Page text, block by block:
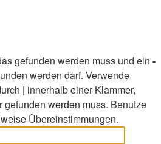
gefunden werden muss und ein -
werden darf. Verwende
| innerhalb einer Klammer,
gefunden werden muss. Benutze
Übereinstimmungen.